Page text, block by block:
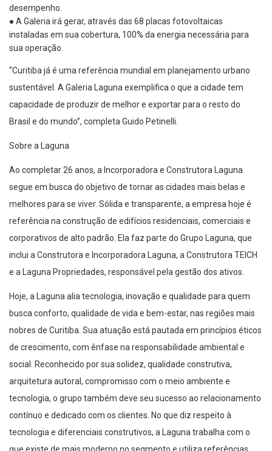
desempenho.
● A Galeria irá gerar, através das 68 placas fotovoltaicas
instaladas em sua cobertura, 100% da energia necessária para
sua operação.
“Curitiba já é uma referência mundial em planejamento urbano
sustentável. A Galeria
Laguna exemplifica o que a cidade tem
capacidade de produzir de melhor e exportar para o resto do
Brasil e do mundo”, completa Guido Petinelli.
Sobre a Laguna
Ao completar 26 anos, a Incorporadora e Construtora Laguna
segue em busca do objetivo de tornar as cidades mais belas e
melhores para se viver. Sólida e transparente, a empresa hoje é
referência na construção de edifícios residenciais, comerciais e
corporativos de alto padrão. Ela faz parte do Grupo Laguna, que
inclui a Construtora e Incorporadora Laguna, a Construtora TEICH
e a Laguna Propriedades, responsável pela gestão dos ativos.
Hoje, a Laguna alia tecnologia, inovação e qualidade para quem
busca conforto, qualidade de vida e bem-estar, nas regiões mais
nobres de Curitiba. Sua atuação está pautada em princípios éticos
de crescimento, com ênfase na responsabilidade ambiental e
social. Reconhecido por sua solidez, qualidade construtiva,
arquitetura autoral, compromisso com o meio ambiente e
tecnologia, o grupo também deve seu sucesso ao relacionamento
contínuo e dedicado com os clientes. No que diz respeito à
tecnologia e diferenciais construtivos, a Laguna trabalha com o
que existe de mais moderno no segmento e utiliza referências